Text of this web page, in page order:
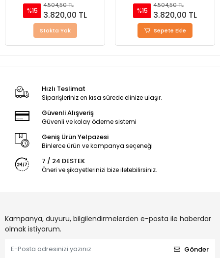
%15
4.504,50 TL
3.820,00 TL
Stokta Yok
%15
4.504,50 TL
3.820,00 TL
Sepete Ekle
Hızlı Teslimat
Siparişleriniz en kısa sürede elinize ulaşır.
Güvenli Alışveriş
Güvenli ve kolay ödeme sistemi
Geniş Ürün Yelpazesi
Binlerce ürün ve kampanya seçeneği
7 / 24 DESTEK
Öneri ve şikayetlerinizi bize iletebilirsiniz.
Kampanya, duyuru, bilgilendirmelerden e-posta ile haberdar
olmak istiyorum.
Gönder